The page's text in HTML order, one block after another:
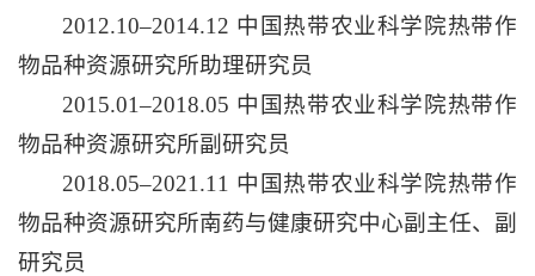
2012.10–2014.12 中国热带农业科学院热带作
物品种资源研究所助理研究员
2015.01–2018.05 中国热带农业科学院热带作
物品种资源研究所副研究员
2018.05–2021.11 中国热带农业科学院热带作
物品种资源研究所南药与健康研究中心副主任、副
研究员